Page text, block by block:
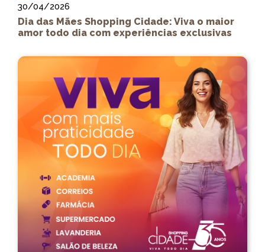
30/04/2026
Dia das Mães Shopping Cidade: Viva o maior
amor todo dia com experiências exclusivas